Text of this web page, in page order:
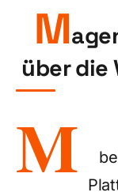
M
über die
M